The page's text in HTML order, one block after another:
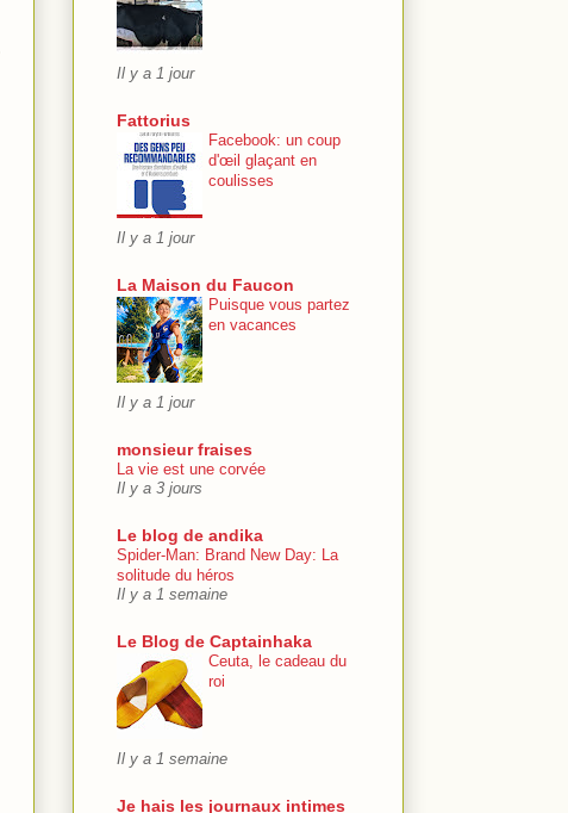
Il y a 1 jour
Fattorius
Facebook: un coup
d'œil glaçant en
coulisses
Il y a 1 jour
La Maison du Faucon
Puisque vous partez
en vacances
Il y a 1 jour
monsieur fraises
La vie est une corvée
Il y a 3 jours
Le blog de andika
Spider-Man: Brand New Day: La
solitude du héros
Il y a 1 semaine
Le Blog de Captainhaka
Ceuta, le cadeau du
roi
Il y a 1 semaine
Je hais les journaux intimes